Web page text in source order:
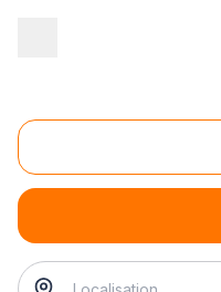
Accompagnement à
accompagnement à la